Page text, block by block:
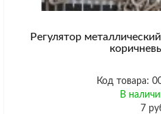
Регулятор
Код товара:
В
7